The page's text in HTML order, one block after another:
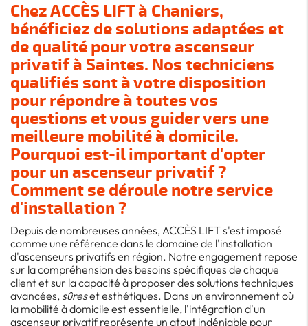
Chez ACCÈS LIFT à Chaniers,
bénéficiez de solutions adaptées et
de qualité pour votreascenseur
privatif à Saintes. Nos techniciens
qualifiés sont à votre disposition
pour répondre à toutes vos
questions et vous guider vers une
meilleure mobilité à domicile.
Pourquoi est-il important d'opter
pour un ascenseur privatif ?
Comment se déroule notre service
d'installation ?
Depuis de nombreuses années, ACCÈS LIFT s'est imposé
comme une référence dans le domaine de l'installation
d'ascenseurs privatifs en région. Notre engagement repose
sur la compréhension des besoins spécifiques de chaque
client et sur la capacité à proposer des solutions techniques
avancées, sûreset esthétiques. Dans un environnement où
la mobilité à domicile est essentielle, l'intégration d'un
ascenseur privatif représente un atout indéniable pour